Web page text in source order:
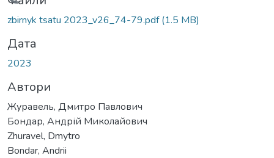
Вантажиться...
zbirnyk tsatu 2023_v26_74-79.pdf(1.5 MB)
Дата
2023
Автори
Журавель, Дмитро Павлович
Бондар, Андрій Миколайович
Zhuravel, Dmytro
Bondar, Andrii